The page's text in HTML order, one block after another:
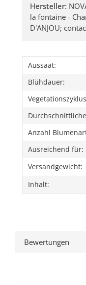
Hersteller:
la fontaine -
D'ANJOU;
Wert
Aussaat:
Blühdauer:
Anzahl
Ausreichend für:
Versandgewicht:
Inhalt:
Bewertungen